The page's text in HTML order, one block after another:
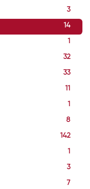
3
14
1
32
33
11
1
8
142
1
3
7